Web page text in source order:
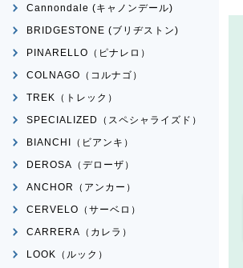
Cannondale (キャノンデール)
BRIDGESTONE (ブリヂストン)
PINARELLO（ピナレロ）
COLNAGO（コルナゴ）
TREK（トレック）
SPECIALIZED（スペシャライズド）
BIANCHI（ビアンキ）
DEROSA（デローザ）
ANCHOR（アンカー）
CERVELO（サーベロ）
CARRERA（カレラ）
LOOK（ルック）